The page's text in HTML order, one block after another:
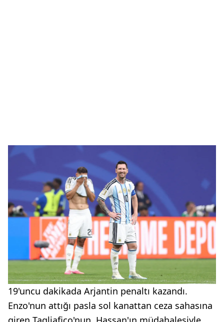
19'uncu dakikada Arjantin penaltı kazandı.
Enzo'nun attığı pasla sol kanattan ceza sahasına